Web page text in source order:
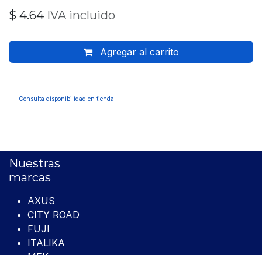
$ 4.64 IVA incluido
Agregar al carrito
Consulta disponibilidad en tienda
Nuestras
marcas
AXUS
CITY ROAD
FUJI
ITALIKA